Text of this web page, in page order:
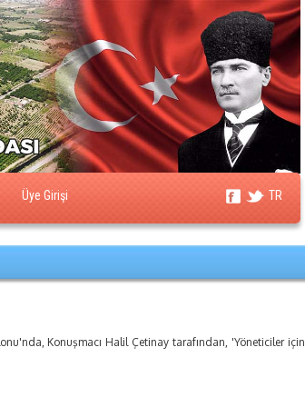
Üye Girişi TR
Konuşmacı Halil Çetinay tarafından, 'Yöneticiler için